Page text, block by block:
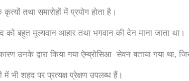
तथा समारोहों में प्रयोग होता है।
को बहुत मूल्यवान आहार तथा भगवान की देन माना जाता था।
उनके द्वारा किया गया ऐम्ब्रोसिआ सेवन बताया गया था,
भी शहद पर प्रत्यक्ष प्रेक्षण उपलब्ध हैं।